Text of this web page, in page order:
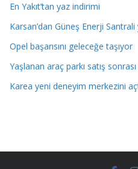
En Yakıt’tan yaz indirimi
Karsan’dan Güneş Enerji Santrali
Opel başarısını geleceğe taşıyor
Yaşlanan araç parkı satış
Karea yeni deneyim merkezini